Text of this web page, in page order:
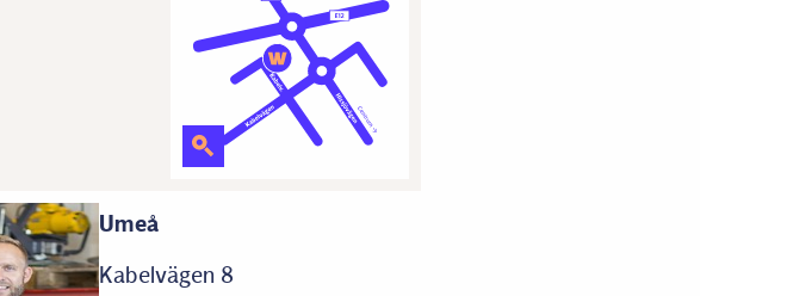
Umeå
Kabelvägen 8